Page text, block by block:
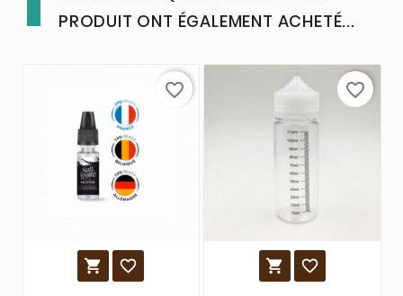
PRODUIT ONT ÉGALEMENT ACHETÉ...
 
favorite_border
 
favorite_border